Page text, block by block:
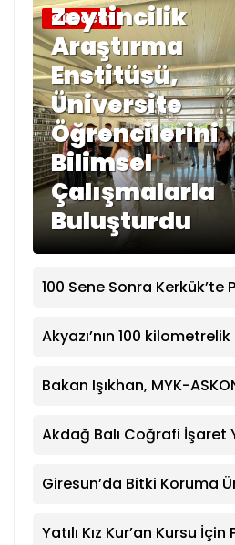
Zeytincilik
Araştırma
Enstitüsü,
Üniversite
Öğrencilerini
Bilimsel
Çalışmalarla
Buluşturdu
Gündem
100 Sene Sonra Kerkük’te
Akyazı’nın 100
Bakan Işıkhan, MYK-
Hazırlama İş Birliği
Töreni’ne Katıldı
Akdağ Balı Coğrafi İşaret
Giresun’da Bitki Koruma
Yatılı Kız Kur’an Kursu